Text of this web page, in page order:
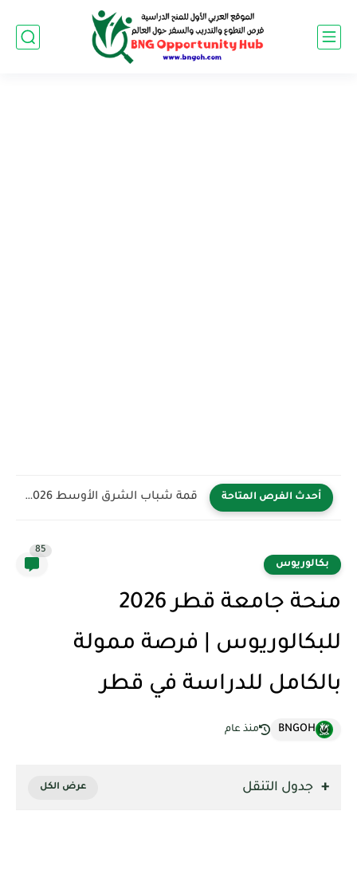
أحدث الفرص المتاحة قمة شباب الشرق الأوسط YBB 2026 في المملكة العربية السعودية...
بكالوريوس
85
منحة جامعة قطر 2026
للبكالوريوس | فرصة ممولة
بالكامل للدراسة في قطر
BNGOH منذ عام
جدول التنقل